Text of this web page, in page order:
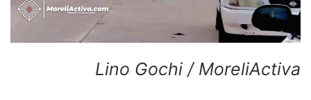
Lino Gochi / MoreliActiva